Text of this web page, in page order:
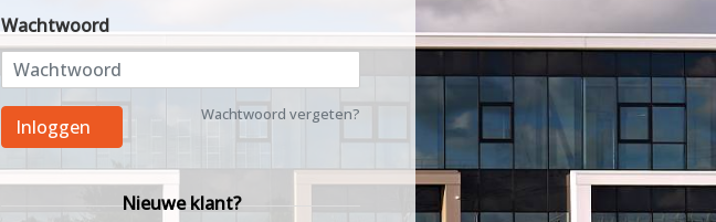
Wachtwoord
Wachtwoord vergeten?
Inloggen
Nieuwe klant?